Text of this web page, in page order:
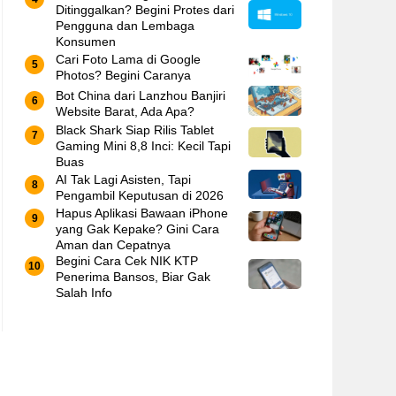
Ditinggalkan? Begini Protes dari
Pengguna dan Lembaga
Konsumen
Cari Foto Lama di Google
Photos? Begini Caranya
Bot China dari Lanzhou Banjiri
Website Barat, Ada Apa?
Black Shark Siap Rilis Tablet
Gaming Mini 8,8 Inci: Kecil Tapi
Buas
AI Tak Lagi Asisten, Tapi
Pengambil Keputusan di 2026
Hapus Aplikasi Bawaan iPhone
yang Gak Kepake? Gini Cara
Aman dan Cepatnya
Begini Cara Cek NIK KTP
Penerima Bansos, Biar Gak
Salah Info